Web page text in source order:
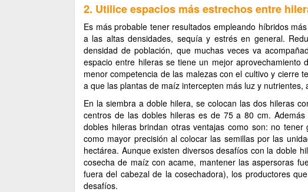
2. Utilice espacios más estrechos entre
Es más probable tener resultados empleando híbridos
a las altas densidades, sequía y estrés en general.
densidad de población, que muchas veces va
espacio entre hileras se tiene un mejor
menor competencia de las malezas con el cultivo y cierre
a que las plantas de maíz intercepten más luz y
En la siembra a doble hilera, se colocan las dos hileras
centros de las dobles hileras es de 75 a 80 cm.
dobles hileras brindan otras ventajas como son: no
como mayor precisión al colocar las semillas por las
hectárea. Aunque existen diversos desafíos con la doble
cosecha de maíz con acame, mantener las aspersoras
fuera del cabezal de la cosechadora), los productores
desafíos.